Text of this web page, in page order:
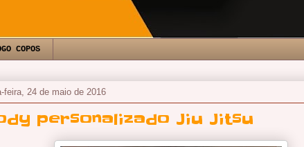
COPOS
feira, 24 de maio de 2016
personalizado Jiu Jitsu